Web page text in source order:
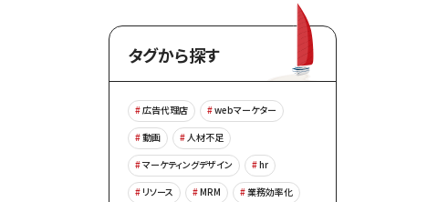
タグから探す
広告代理店
webマーケター
動画
人材不足
マーケティングデザイン
hr
リソース
MRM
業務効率化